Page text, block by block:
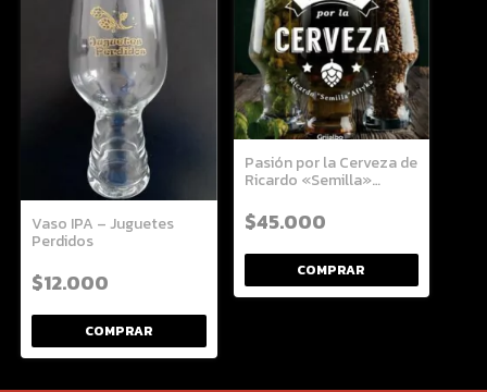
Vaso IPA – Juguetes
Perdidos
$12.000
Pasión por la Cerveza de
Ricardo «Semilla»
$45.000